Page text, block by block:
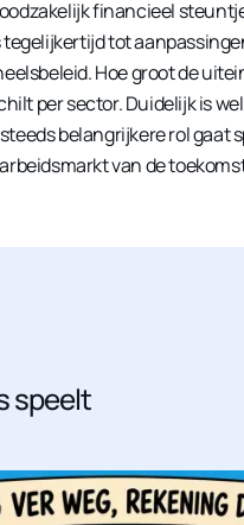
financieel
tot
Hoe groot de
per sector. Duidelijk is
belangrijkere rol gaat
van de
speelt